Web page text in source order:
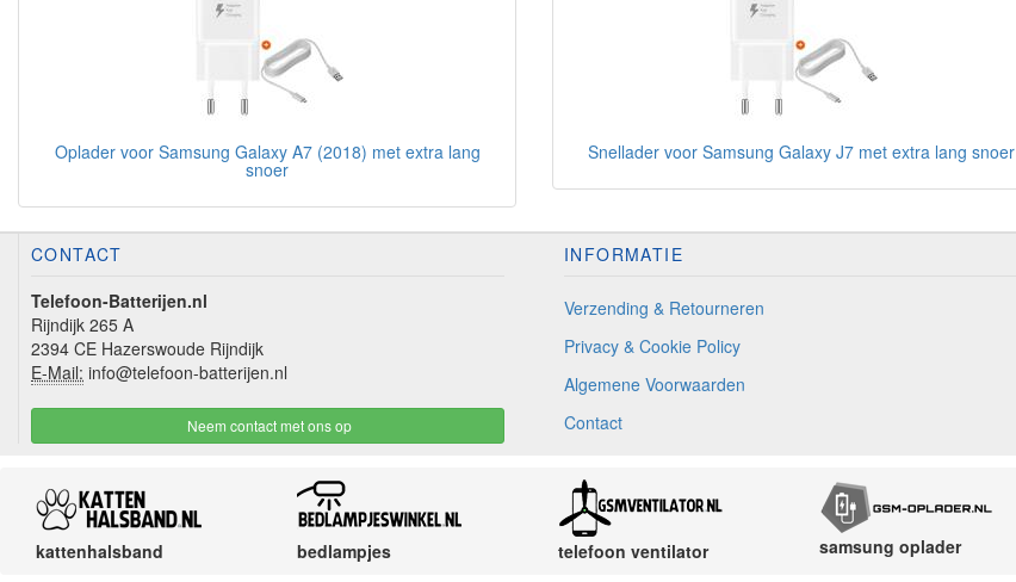
Oplader voor Samsung Galaxy A7 (2018) met extra lang
snoer
Snellader voor Samsung Galaxy J7 met extra lang snoer
CONTACT
Telefoon-Batterijen.nl
Rijndijk 265 A
2394 CE Hazerswoude Rijndijk
E-Mail: info@telefoon-batterijen.nl
Neem contact met ons op
INFORMATIE
Verzending & Retourneren
Privacy & Cookie Policy
Algemene Voorwaarden
Contact
kattenhalsband bedlampjes telefoon ventilator samsung oplader